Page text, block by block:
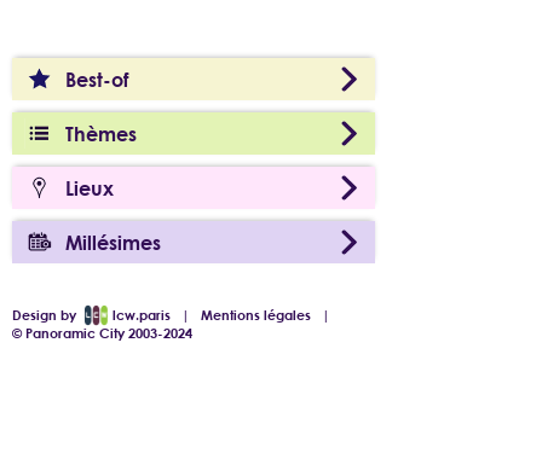
Best-of
Thèmes
Lieux
Millésimes
Design by lcw.paris |Mentions légales |
© Panoramic City 2003-2024